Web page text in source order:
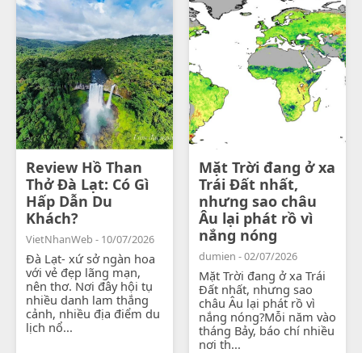
Review Hồ Than
Thở Đà Lạt: Có Gì
Hấp Dẫn Du
Khách?
VietNhanWeb - 10/07/2026
Đà Lạt- xứ sở ngàn hoa
với vẻ đẹp lãng mạn,
nên thơ. Nơi đây hội tụ
nhiều danh lam thắng
cảnh, nhiều địa điểm du
lịch nổ...
Mặt Trời đang ở xa
Trái Đất nhất,
nhưng sao châu
Âu lại phát rồ vì
nắng nóng
dumien - 02/07/2026
Mặt Trời đang ở xa Trái
Đất nhất, nhưng sao
châu Âu lại phát rồ vì
nắng nóng?Mỗi năm vào
tháng Bảy, báo chí nhiều
nơi th...